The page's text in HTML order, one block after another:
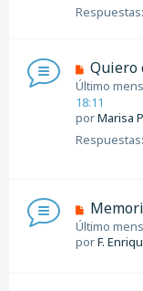
Respuestas:
Quiero
Último
18:11
porMarisa
Respuestas:
Último
porF.